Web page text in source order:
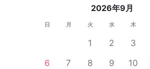
2026年9月
日 月 火 水 木
1 2 3
6
7 8 9 10